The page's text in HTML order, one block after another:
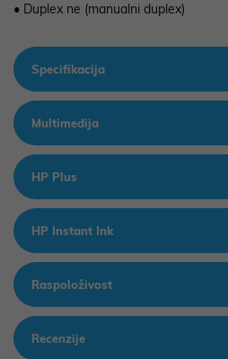
• Duplex ne (manualni duplex)
Specifikacija
Multimedija
HP Plus
HP Instant Ink
Raspoloživost
Recenzije